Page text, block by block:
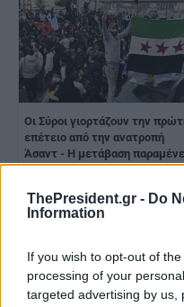
ThePresident.gr - Do
Information
If you wish to opt-out of
processing of your
targeted advertising by us,
Οι Σύροι γιορτάζουν την
επέτειο από την ανατροπή
Άσαντ - H μετάβαση
εύθραυστη, προειδοποιεί ο